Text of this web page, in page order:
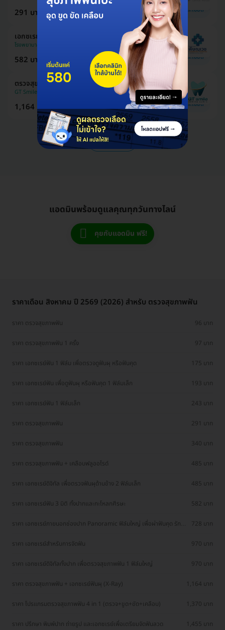
291 บาท 450 บาท ประหยัด 35% ดูรายละเอียด
เอกซเรย์ฟัน 3 มิติ ทั้งปากและกะโหลกศีรษะ
โรงพยาบาลพิษณุเวช พิษณุโลก
582 บาท 600 บาท ประหยัด 3% ดูรายละเอียด
ตรวจสุขภาพฟัน + เอกซเรย์ฟันผุ (X-Ray)
GT Smile Dental Clinic (คลินิกทันตกรรมจีทีสไมล์)
1,164 บาท3,000 บาท ประหยัด 61% ดูรายละเอียด
ดูแพ็กเกจเพิ่ม
แอดมินพร้อมดูแลคุณทุกวันทางไลน์
คุยกับแอดมิน ฟรี!
ราคาเดือน สิงหาคม ปี 2569 (2026) สำหรับ ตรวจสุขภาพฟัน
ราคา ตรวจสุขภาพฟัน 96 บาท
ราคา ตรวจสุขภาพฟัน 1 ครั้ง 97 บาท
ราคา เอกซเรย์ฟัน 1 ฟิล์ม เพื่อตรวจดูฟันผุ หรือฟันคุด 175 บาท
ราคา เอกซเรย์ฟัน เพื่อดูฟันผุ หรือฟันคุด 1 ฟิล์มเล็ก 193 บาท
ราคา เอกซเรย์ฟัน 1 ฟิล์มเล็ก 243 บาท
ราคา ตรวจสุขภาพฟัน 291 บาท
ราคา ตรวจสุขภาพฟัน 340 บาท
ราคา ตรวจสุขภาพฟัน + เคลือบฟลูออไรด์ 485 บาท
ราคา เอกซเรย์ดิจิทัล เพื่อตรวจฟันผุด้านข้าง 2 ฟิล์มเล็ก 485 บาท
ราคา เอกซเรย์ฟัน 3 มิติ ทั้งปากและกะโหลกศีรษะ 582 บาท
ราคา เอกซเรย์ภายนอกช่องปาก Panoramic ฟิล์มใหญ่ เพื่อผ่าฟันคุด รักษา
728 บาท
ราคา เอกซเรย์สำหรับการจัดฟัน 970 บาท
ราคา เอกซเรย์ดิจิทัลทั้งปาก เพื่อตรวจสุขภาพฟัน 1 ฟิล์มใหญ่ 970 บาท
ราคา ตรวจสุขภาพฟัน + เอกซเรย์ฟันผุ (X-Ray) 1,164 บาท
ราคา โปรแกรมตรวจสุขภาพฟัน 4 in 1 (ตรวจ+ขูด+ขัด+เคลือบ) 1,370 บาท
ราคา ปรึกษา พิมพ์ปาก ถ่ายรูป และเอกซเรย์เพื่อเตรียมจัดฟันลวด 1,455 บาท